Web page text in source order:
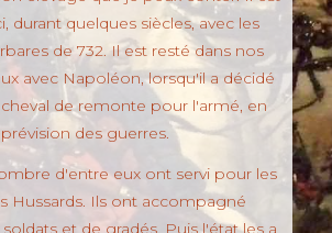
durant quelques siècles, avec les
de 732. Il est resté dans nos
avec Napoléon, lorsqu'il a décidé
de remonte pour l'armé, en
prévision des guerres.
d'entre eux ont servi pour les
Hussards. Ils ont accompagné
et de gradés. Puis l'état les a